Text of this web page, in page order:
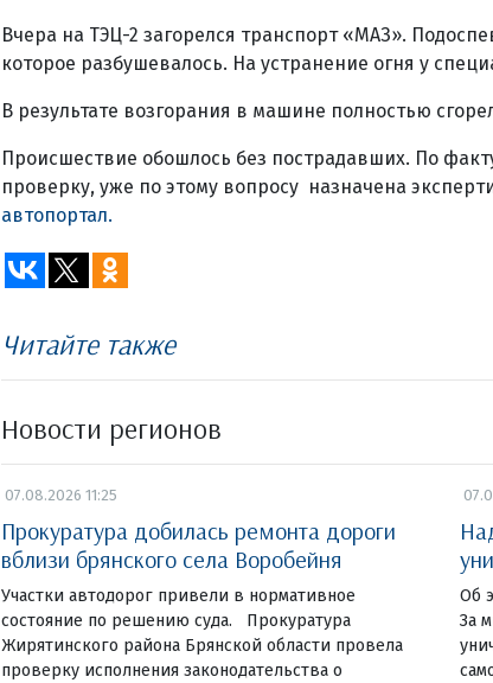
Вчера на ТЭЦ-2 загорелся транспорт «МАЗ».
которое разбушевалось. На устранение огня у
В результате возгорания в машине полностью
Происшествие обошлось без пострадавших. По
проверку, уже по этому вопросу назначена
автопортал.
Читайте также
Новости регионов
07.08.2026 11:25
Прокуратура добилась ремонта дороги
вблизи брянского села Воробейня
Участки автодорог привели в нормативное
состояние по решению суда. Прокуратура
Жирятинского района Брянской области провела
проверку исполнения законодательства о
Об
За